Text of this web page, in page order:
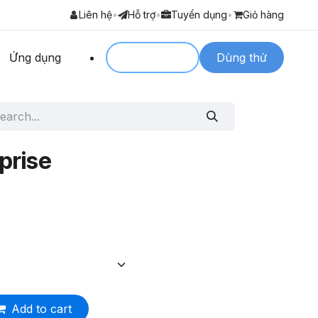
Liên hệ• Hỗ trợ• Tuyển dụng• Giỏ hàng
Ứng dụng Dùng thử
Add to cart